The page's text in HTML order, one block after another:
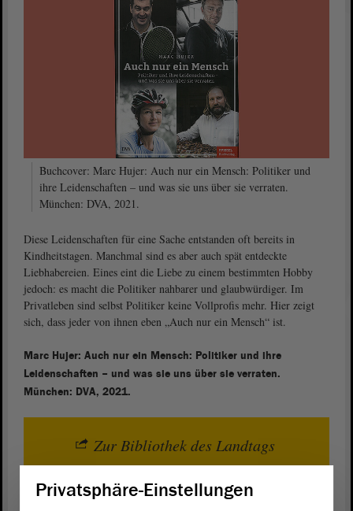
Buchcover: Marc Hujer: Auch nur ein Mensch: Politiker und
ihre Leidenschaften – und was sie uns über sie verraten.
München: DVA, 2021.
Diese Leidenschaften für eine Sache entstanden oft bereits in
Kindheitstagen. Manchmal sind es aber auch spät entdeckte
Liebhabereien. Eines eint die Liebe zu einem bestimmten Hobby
jedoch: es macht die Politiker nahbarer und glaubwürdiger. Im
Privatleben sind selbst Politiker keine Vollprofis mehr. Hier zeigt
sich, dass jeder von ihnen eben „Auch nur ein Mensch“ ist.
Marc Hujer: Auch nur ein Mensch: Politiker und ihre
Leidenschaften – und was sie uns über sie verraten.
München: DVA, 2021.
Zur Bibliothek des Landtags
Privatsphäre-Einstellungen